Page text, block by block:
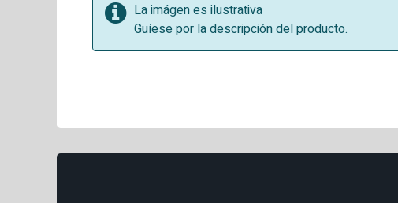
La imágen es ilustrativa
Guíese por la descripción del producto.